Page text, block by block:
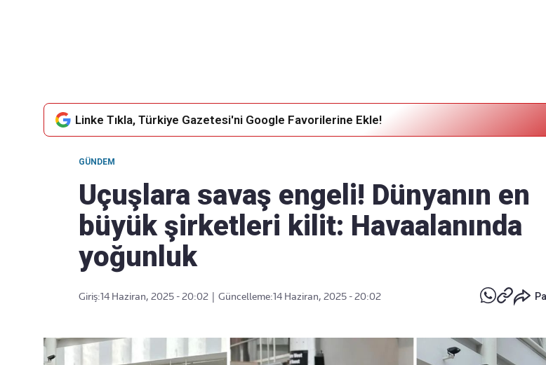
Linke Tıkla, Türkiye Gazetesi'ni Google Favorilerine Ekle!
GÜNDEM
Uçuşlara savaş engeli! Dünyanın en
büyük şirketleri kilit: Havaalanında
yoğunluk
Giriş:14 Haziran, 2025 - 20:02 Güncelleme:14 Haziran, 2025 - 20:02